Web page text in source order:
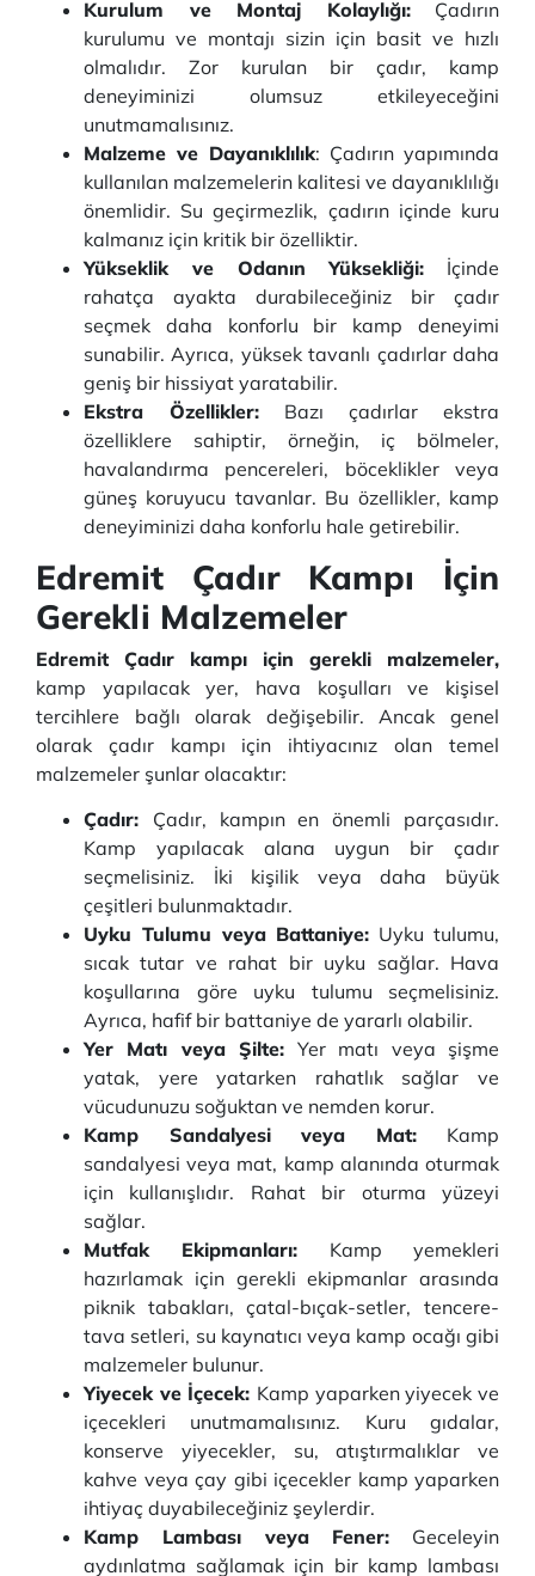
Kurulum ve Montaj Kolaylığı:Çadırın
kurulumu ve montajı sizin için basit ve hızlı
olmalıdır. Zor kurulan bir çadır, kamp
deneyiminizi olumsuz etkileyeceğini
unutmamalısınız.
Malzeme ve Dayanıklılık: Çadırın yapımında
kullanılan malzemelerin kalitesi ve dayanıklılığı
önemlidir. Su geçirmezlik, çadırın içinde kuru
kalmanız için kritik bir özelliktir.
Yükseklik ve Odanın Yüksekliği: İçinde
rahatça ayakta durabileceğiniz bir çadır
seçmek daha konforlu bir kamp deneyimi
sunabilir. Ayrıca, yüksek tavanlı çadırlar daha
geniş bir hissiyat yaratabilir.
Ekstra Özellikler: Bazı çadırlar ekstra
özelliklere sahiptir, örneğin, iç bölmeler,
havalandırma pencereleri, böceklikler veya
güneş koruyucu tavanlar. Bu özellikler, kamp
deneyiminizi daha konforlu hale getirebilir.
Edremit Çadır Kampı İçin
Gerekli Malzemeler
Edremit Çadır kampı için gerekli malzemeler,
kamp yapılacak yer, hava koşulları ve kişisel
tercihlere bağlı olarak değişebilir. Ancak genel
olarak çadır kampı için ihtiyacınız olan temel
malzemeler şunlar olacaktır:
Çadır: Çadır, kampın en önemli parçasıdır.
Kamp yapılacak alana uygun bir çadır
seçmelisiniz. İki kişilik veya daha büyük
çeşitleri bulunmaktadır.
Uyku Tulumu veya Battaniye: Uyku tulumu,
sıcak tutar ve rahat bir uyku sağlar. Hava
koşullarına göre uyku tulumu seçmelisiniz.
Ayrıca, hafif bir battaniye de yararlı olabilir.
Yer Matı veya Şilte: Yer matı veya şişme
yatak, yere yatarken rahatlık sağlar ve
vücudunuzu soğuktan ve nemden korur.
Kamp Sandalyesi veya Mat: Kamp
sandalyesi veya mat, kamp alanında oturmak
için kullanışlıdır. Rahat bir oturma yüzeyi
sağlar.
Mutfak Ekipmanları: Kamp yemekleri
hazırlamak için gerekli ekipmanlar arasında
piknik tabakları, çatal-bıçak-setler, tencere-
tava setleri, su kaynatıcı veya kamp ocağı gibi
malzemeler bulunur.
Yiyecek ve İçecek: Kamp yaparken yiyecek ve
içecekleri unutmamalısınız. Kuru gıdalar,
konserve yiyecekler, su, atıştırmalıklar ve
kahve veya çay gibi içecekler kamp yaparken
ihtiyaç duyabileceğiniz şeylerdir.
Kamp Lambası veya Fener: Geceleyin
aydınlatma sağlamak için bir kamp lambası